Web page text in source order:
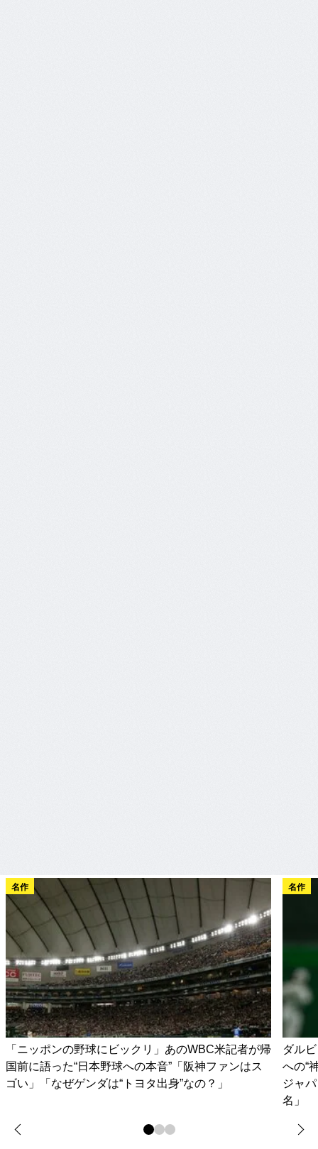
名作
「ニッポンの野球にビックリ」あのWBC米記者が帰
国前に語った“日本野球への本音”「阪神ファンはス
ゴい」「なぜゲンダは“トヨタ出身”なの？」
名作
ダル
への“
ジャ
名」